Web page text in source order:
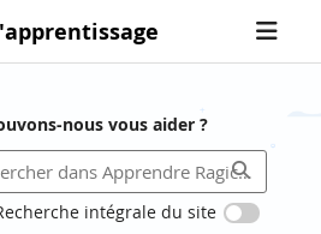
nous vous aider ?
intégrale du site